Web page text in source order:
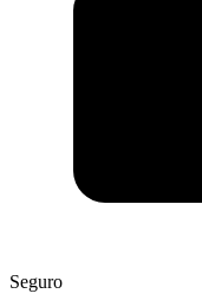
Seguro